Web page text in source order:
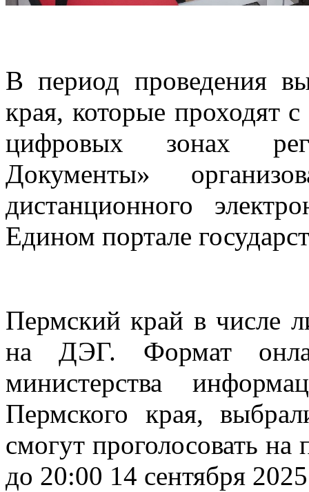
В период проведения
края, которые проходят
цифровых зонах
Документы»
дистанционного
Едином портале
Пермский край в числе
на ДЭГ. Формат
министерства
Пермского края,
смогут проголосовать
до 20:00 14 сентября